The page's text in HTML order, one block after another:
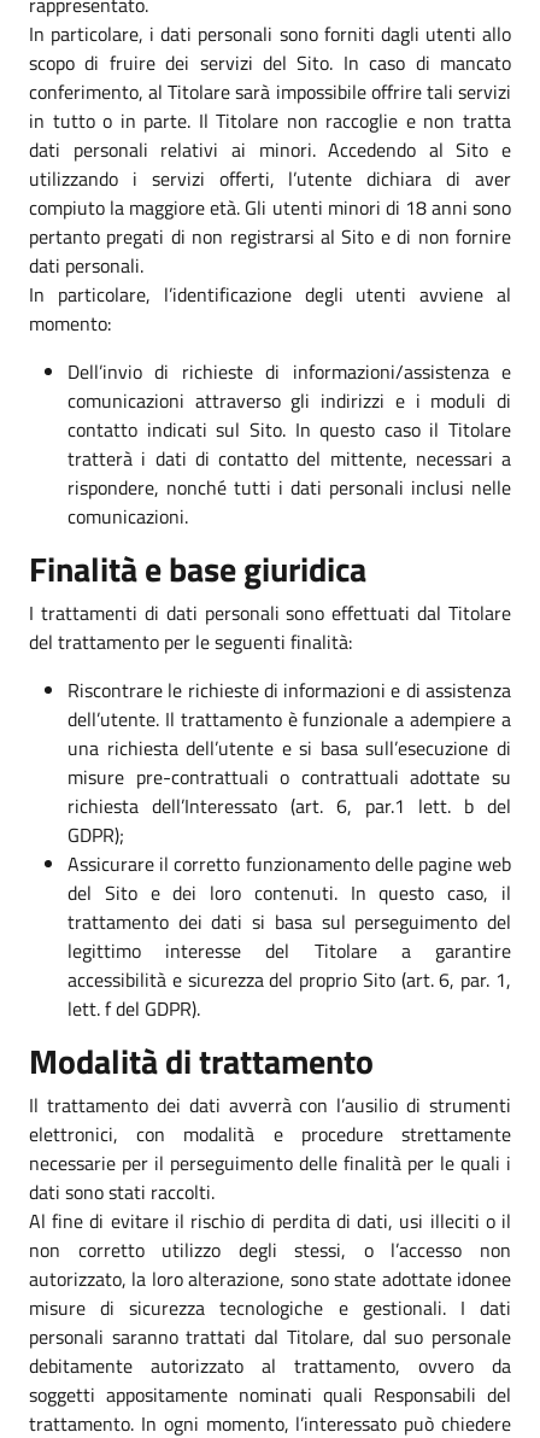
In particolare, i dati personali sono forniti dagli utenti allo
scopo di fruire dei servizi del Sito. In caso di mancato
conferimento, al Titolare sarà impossibile offrire tali servizi
in tutto o in parte. Il Titolare non raccoglie e non tratta
dati personali relativi ai minori. Accedendo al Sito e
utilizzando i servizi offerti, l’utente dichiara di aver
compiuto la maggiore età. Gli utenti minori di 18 anni sono
pertanto pregati di non registrarsi al Sito e di non fornire
dati personali.
In particolare, l’identificazione degli utenti avviene al
momento:
Dell’invio di richieste di informazioni/assistenza e
comunicazioni attraverso gli indirizzi e i moduli di
contatto indicati sul Sito. In questo caso il Titolare
tratterà i dati di contatto del mittente, necessari a
rispondere, nonché tutti i dati personali inclusi nelle
comunicazioni.
Finalità e base giuridica
I trattamenti di dati personali sono effettuati dal Titolare
del trattamento per le seguenti finalità:
Riscontrare le richieste di informazioni e di assistenza
dell’utente. Il trattamento è funzionale a adempiere a
una richiesta dell’utente e si basa sull’esecuzione di
misure pre-contrattuali o contrattuali adottate su
richiesta dell’Interessato (art. 6, par.1 lett. b del
GDPR);
Assicurare il corretto funzionamento delle pagine web
del Sito e dei loro contenuti. In questo caso, il
trattamento dei dati si basa sul perseguimento del
legittimo interesse del Titolare a garantire
accessibilità e sicurezza del proprio Sito (art. 6, par. 1,
lett. f del GDPR).
Modalità di trattamento
Il trattamento dei dati avverrà con l’ausilio di strumenti
elettronici, con modalità e procedure strettamente
necessarie per il perseguimento delle finalità per le quali i
dati sono stati raccolti.
Al fine di evitare il rischio di perdita di dati, usi illeciti o il
non corretto utilizzo degli stessi, o l’accesso non
autorizzato, la loro alterazione, sono state adottate idonee
misure di sicurezza tecnologiche e gestionali. I dati
personali saranno trattati dal Titolare, dal suo personale
debitamente autorizzato al trattamento, ovvero da
soggetti appositamente nominati quali Responsabili del
trattamento. In ogni momento, l’interessato può chiedere